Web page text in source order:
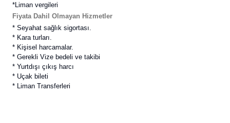
*Liman vergileri
Fiyata Dahil Olmayan Hizmetler
* Seyahat sağlık sigortası.
* Kara turları.
* Kişisel harcamalar.
* Gerekli Vize bedeli ve takibi
* Yurtdışı çıkış harcı
* Uçak bileti
* Liman Transferleri